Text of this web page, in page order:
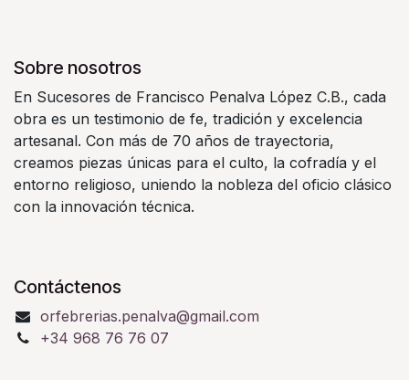
Sobre nosotros
En Sucesores de Francisco Penalva López C.B., cada
obra es un testimonio de fe, tradición y excelencia
artesanal. Con más de 70 años de trayectoria,
creamos piezas únicas para el culto, la cofradía y el
entorno religioso, uniendo la nobleza del oficio clásico
con la innovación técnica.
Contáctenos
orfebrerias.penalva@gmail.com
+34 968 76 76 07